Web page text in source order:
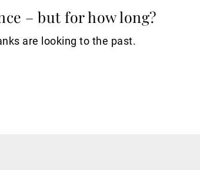
– but for how long?
are looking to the past.